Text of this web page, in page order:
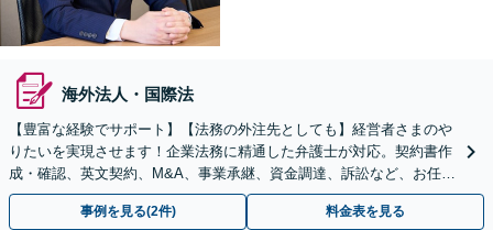
海外法人・国際法
【豊富な経験でサポート】【法務の外注先としても】経営者さまのや
りたいを実現させます！企業法務に精通した弁護士が対応。契約書作
成・確認、英文契約、M&A、事業承継、資金調達、訴訟など、お任せ
ください【複数の顧問契約プランあり】【英語対応】
事例を見る(2件) 料金表を見る